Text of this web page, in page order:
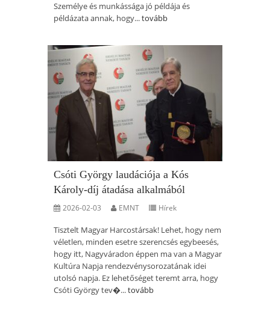
Személye és munkássága jó példája és
példázata annak, hogy...tovább
Csóti György laudációja a Kós
Károly-díj átadása alkalmából
2026-02-03 EMNT Hírek
Tisztelt Magyar Harcostársak! Lehet, hogy nem
véletlen, minden esetre szerencsés egybeesés,
hogy itt, Nagyváradon éppen ma van a Magyar
Kultúra Napja rendezvénysorozatának idei
utolsó napja. Ez lehetőséget teremt arra, hogy
Csóti György tev�...tovább